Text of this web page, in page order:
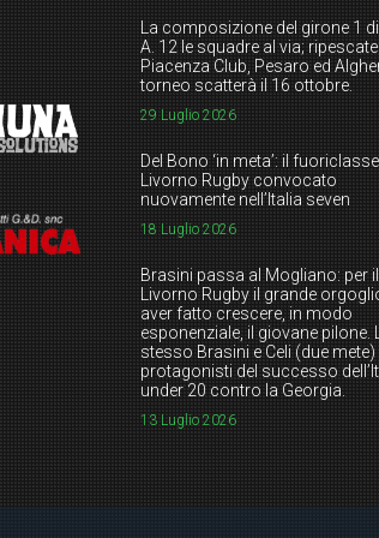
La composizione del girone 1
A. 12 le squadre al via; ripescate
Piacenza Club, Pesaro ed
torneo scatterà il 16 ottobre.
29 Luglio 2026
Del Bono ‘in meta’: il
Livorno Rugby convocato
nuovamente nell’Italia seven
18 Luglio 2026
Brasini passa al Mogliano: per il
Livorno Rugby il grande
aver fatto crescere, in modo
esponenziale, il giovane pilone.
stesso Brasini e Celi (due mete)
protagonisti del successo
under 20 contro la Georgia.
13 Luglio 2026